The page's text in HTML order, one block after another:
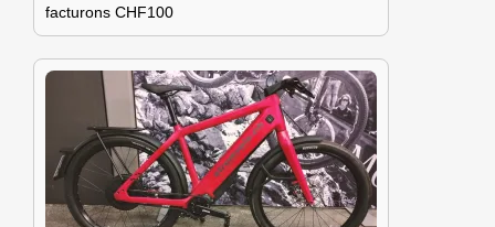
facturons CHF100